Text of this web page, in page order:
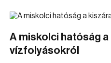
A miskolci hatóság
vízfolyásokról